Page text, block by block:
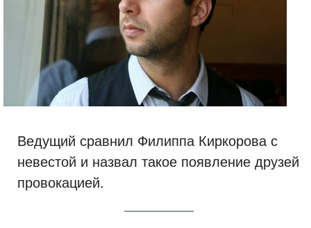
Ведущий сравнил Филиппа Киркорова с
невестой и назвал такое появление друзей
провокацией.